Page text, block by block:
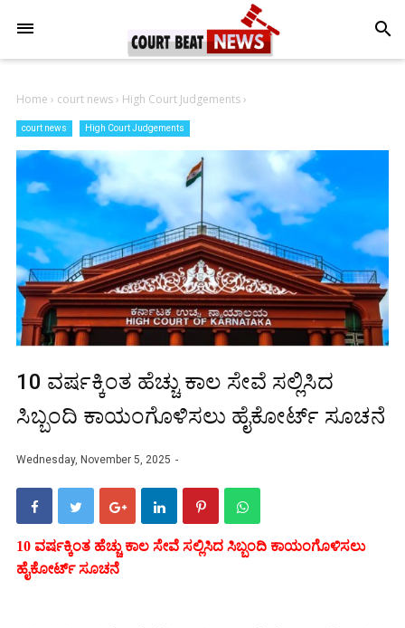
search
Home › court news› High Court Judgements›
court news High Court Judgements
10 ವರ್ಷಕ್ಕಿಂತ ಹೆಚ್ಚು ಕಾಲ ಸೇವೆ ಸಲ್ಲಿಸಿದ
ಸಿಬ್ಬಂದಿ ಕಾಯಂಗೊಳಿಸಲು ಹೈಕೋರ್ಟ್ ಸೂಚನೆ
Wednesday, November 5, 2025
10 ವರ್ಷಕ್ಕಿಂತ ಹೆಚ್ಚು ಕಾಲ ಸೇವೆ ಸಲ್ಲಿಸಿದ ಸಿಬ್ಬಂದಿ ಕಾಯಂಗೊಳಿಸಲು
ಹೈಕೋರ್ಟ್ ಸೂಚನೆ